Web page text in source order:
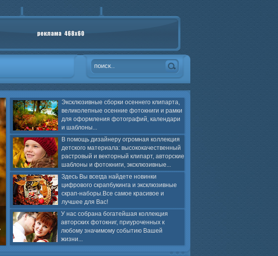
Эксклюзивные сборки осеннего клипарта,
великолепные осенние фотокниги и рамки
для оформления фотографий, календари
и шаблоны...
В помощь дизайнеру огромная коллекция
детского материала: высококачественный
растровый и векторный клипарт, авторские
шаблоны и фотокниги, эксклюзивные...
Здесь Вы всегда найдете новинки
цифрового скрапбукинга и эксклюзивные
скрап-наборы.Все самое красивое и
лучшее для Вас!
У нас собрана богатейшая коллекция
авторских фотокниг, приуроченных к
любому значимому событию Вашей
жизни...